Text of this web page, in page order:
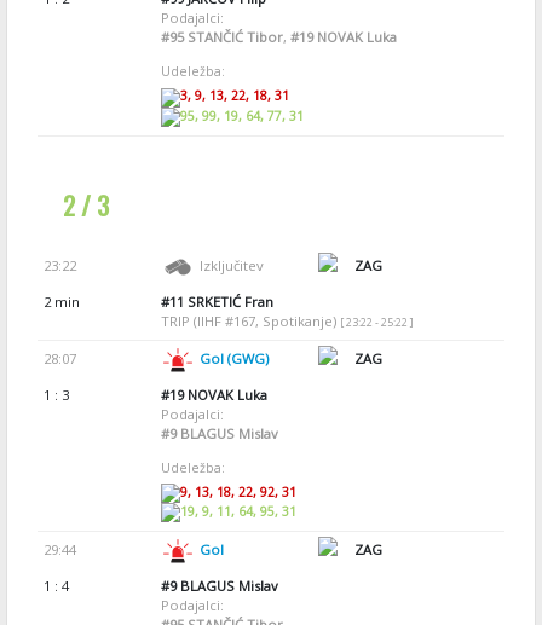
Podajalci:
#95STANČIĆ Tibor, #19NOVAK Luka
Udeležba:
3, 9, 13, 22, 18, 31
95, 99, 19, 64, 77, 31
2 / 3
23:22 Izključitev
ZAG
2 min
#11 SRKETIĆ Fran
TRIP (IIHF #167, Spotikanje) [ 23:22 - 25:22 ]
28:07 Gol (GWG)
ZAG
1 : 3
#19NOVAK Luka
Podajalci:
#9BLAGUS Mislav
Udeležba:
9, 13, 18, 22, 92, 31
19, 9, 11, 64, 95, 31
29:44 Gol
ZAG
1 : 4
#9BLAGUS Mislav
Podajalci: